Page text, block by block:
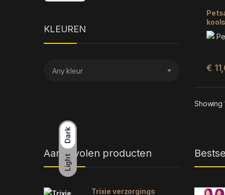
Dark
Light
€
Showing
KLEUREN
Any kleur
Aanbevolen producten
Trixie verzorgings